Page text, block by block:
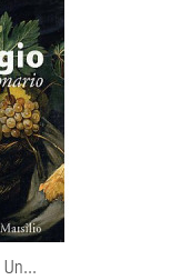
Un...